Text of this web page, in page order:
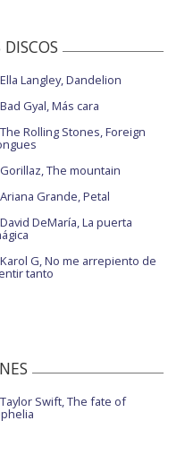
Ella Langley, Dandelion
Bad Gyal, Más cara
The Rolling Stones, Foreign
Gorillaz, The mountain
Ariana Grande, Petal
David DeMaría, La puerta
Karol G, No me arrepiento de
tanto
Taylor Swift, The fate of